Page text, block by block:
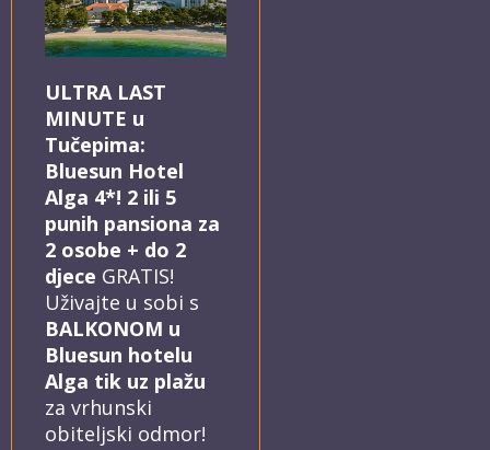
ULTRA LAST
MINUTE u
Tučepima:
Bluesun Hotel
Alga 4*! 2 ili 5
punih pansiona za
2 osobe + do 2
djece GRATIS!
Uživajte u sobi s
BALKONOM u
Bluesun hotelu
Alga tik uz plažu
za vrhunski
obiteljski odmor!